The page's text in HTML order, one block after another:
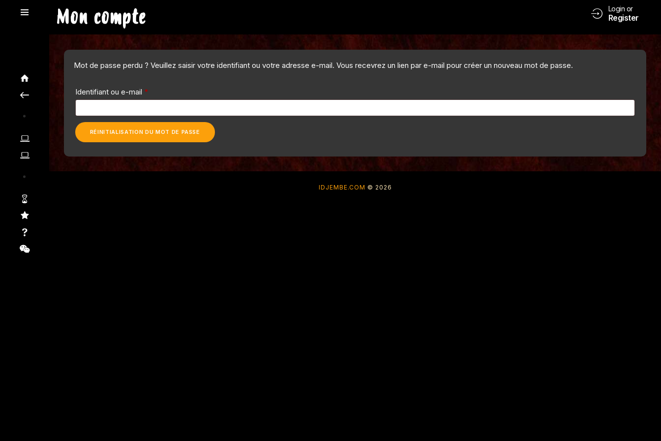
Mon compte Login or
Register
Mot de passe perdu ? Veuillez saisir votre identifiant ou votre adresse e-mail. Vous recevrez un lien par e-mail pour créer un nouveau mot de passe.
Identifiant ou e-mail *
RÉINITIALISATION DU MOT DE PASSE
IDJEMBE.COM © 2026